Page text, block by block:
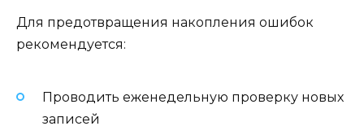
Для предотвращения накопления ошибок
рекомендуется:
Проводить еженедельную проверку новых
записей